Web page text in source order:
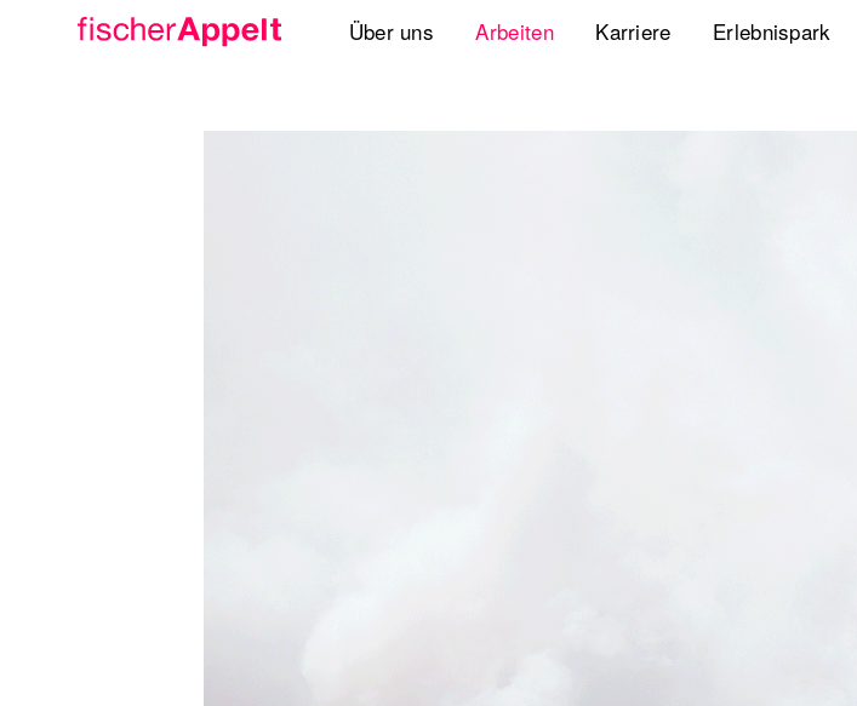
Über uns Arbeiten Karriere Erlebnispark